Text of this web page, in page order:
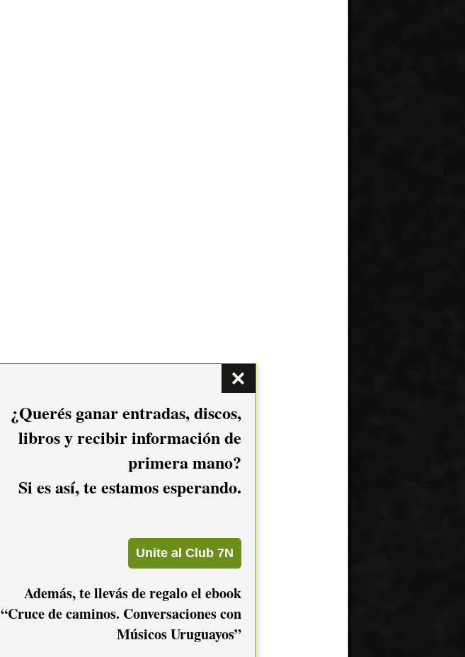
¿Querés ganar entradas, discos,
libros y recibir información de
primera mano?
Si es así, te estamos esperando.
Además, te llevás de regalo el ebook
“Cruce de caminos. Conversaciones con
Músicos Uruguayos”